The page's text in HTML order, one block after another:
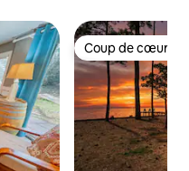
appréciés Coup de cœur
Coup de cœur